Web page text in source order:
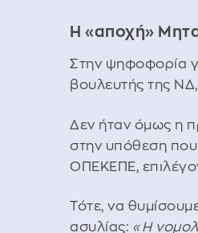
Η «αποχή»
Στην ψηφοφορία
βουλευτής της
Δεν ήταν όμως η
στην υπόθεση
ΟΠΕΚΕΠΕ,
Τότε, να
ασυλίας: «Η